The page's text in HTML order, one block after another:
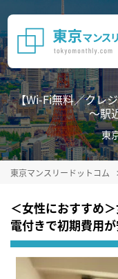
【Wi-Fi無料／クレ
～駅
東
東京マンスリードットコム
＜女性におすすめ
電付きで初期費用が